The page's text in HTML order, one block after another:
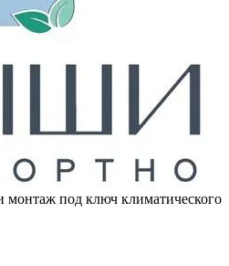
монтаж под ключ климатического